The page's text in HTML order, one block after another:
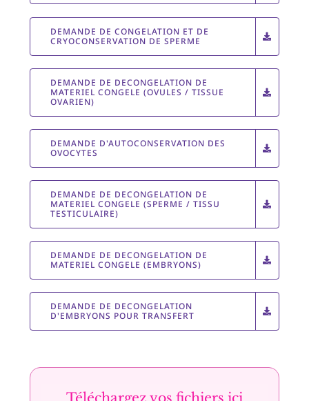
DEMANDE DE CONGELATION ET DE
CRYOCONSERVATION DE SPERME
DEMANDE DE DECONGELATION DE
MATERIEL CONGELE (OVULES / TISSUE
OVARIEN)
DEMANDE D'AUTOCONSERVATION DES
OVOCYTES
DEMANDE DE DECONGELATION DE
MATERIEL CONGELE (SPERME / TISSU
TESTICULAIRE)
DEMANDE DE DECONGELATION DE
MATERIEL CONGELE (EMBRYONS)
DEMANDE DE DECONGELATION
D'EMBRYONS POUR TRANSFERT
Téléchargez vos fichiers ici